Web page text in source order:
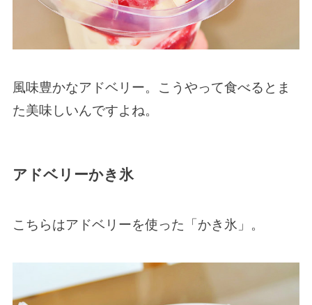
風味豊かなアドベリー。こうやって食べるとま
た美味しいんですよね。
アドベリーかき氷
こちらはアドベリーを使った「かき氷」。